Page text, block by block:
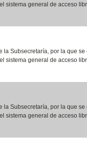
sistema general de acceso
la Subsecretaría, por la que se
sistema general de acceso
la Subsecretaría, por la que se
sistema general de acceso